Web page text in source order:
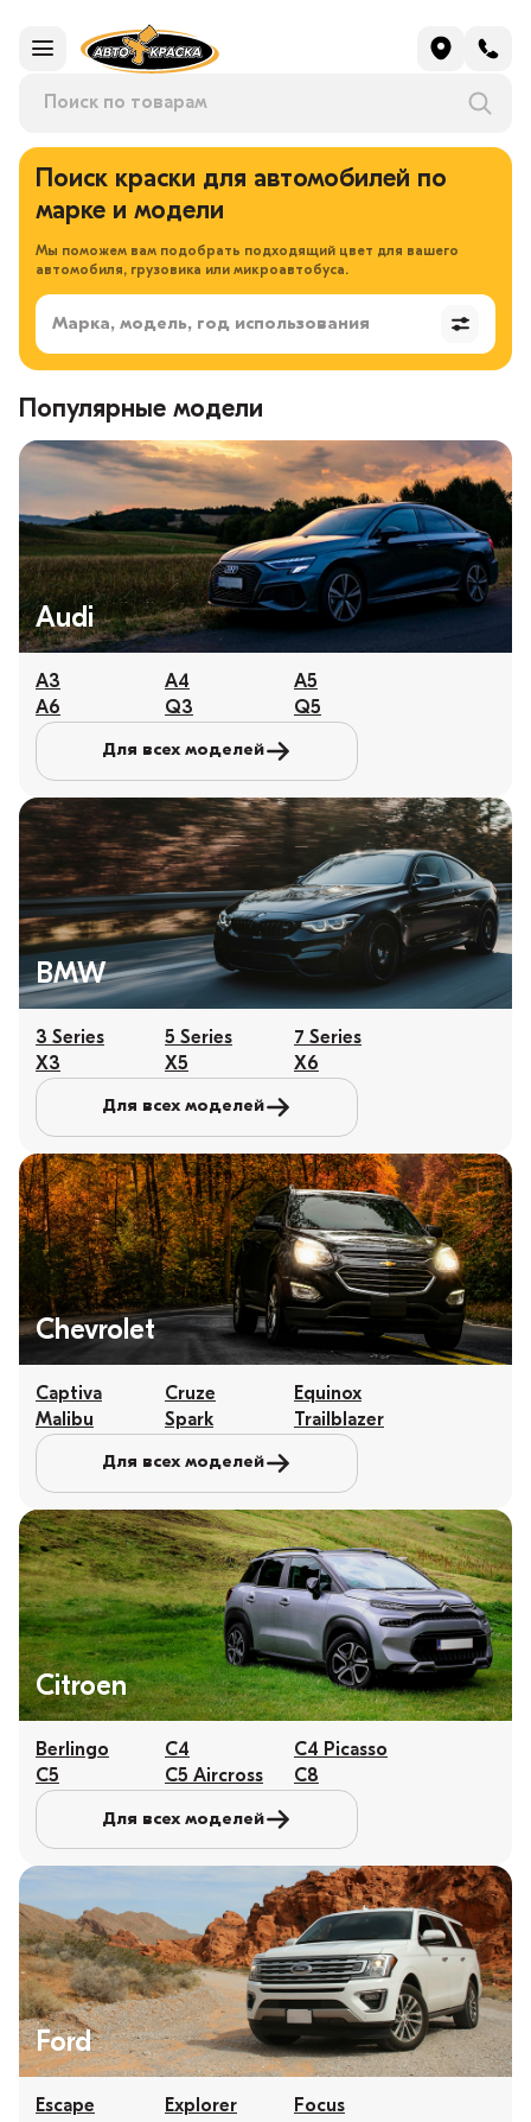
Поиск краски для автомобилей по
марке и модели
Мы поможем вам подобрать подходящий цвет для вашего
автомобиля, грузовика или микроавтобуса.
Марка, модель, год использования
Популярные модели
Audi
A3 A4
A5
A6
Q3 Q5
Для всех моделей
BMW
3 Series 5 Series
7 Series
X3
X5 X6
Для всех моделей
Chevrolet
Captiva Cruze
Equinox
Malibu
Spark Trailblazer
Для всех моделей
Citroen
Berlingo C4
C4 Picasso
C5
C5 Aircross C8
Для всех моделей
Ford
Escape Explorer
Focus